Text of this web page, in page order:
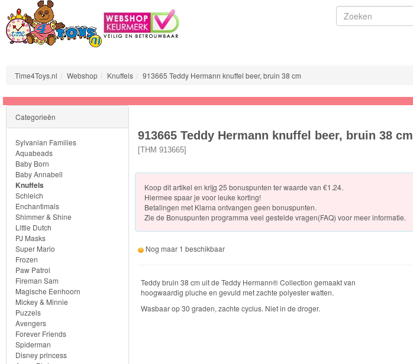
Sylvanian
Families
Aquabeads
Baby
Born
Baby
Annabell
Knuffels
Schleich
Enchantimals
Shimmer
Time4Toys.nl Webshop Knuffels 913665 Teddy Hermann knuffel beer, bruin 38 cm
913665 Teddy Hermann knuffel beer, bruin 38 cm
[THM 913665]
Koop dit artikel en krijg 25 bonuspunten ter waarde van €1.24.
Hiermee spaar je voor leuke korting!
Betalingen met Klarna ontvangen geen bonuspunten.
Zie de Bonuspunten programma veel gestelde vragen(FAQ) voor meer informatie.
Nog maar 1 beschikbaar
Teddy bruin 38 cm uit de Teddy Hermann® Collection gemaakt van
hoogwaardig pluche en gevuld met zachte polyester watten.
Wasbaar op 30 graden, zachte cyclus. Niet in de droger.
Categorieën
Sylvanian Families
Aquabeads
Baby Born
Baby Annabell
Knuffels
Schleich
Enchantimals
Shimmer & Shine
Little Dutch
PJ Masks
Super Mario
Frozen
Paw Patrol
Fireman Sam
Magische Eenhoorn
Mickey & Minnie
Puzzels
Avengers
Forever Friends
Spiderman
Disney princess